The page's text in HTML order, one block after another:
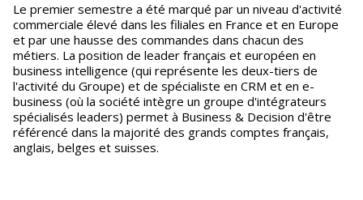
Le premier semestre a été marqué par un niveau d'activité
commerciale élevé dans les filiales en France et en Europe
et par une hausse des commandes dans chacun des
métiers. La position de leader français et européen en
business intelligence (qui représente les deux-tiers de
l'activité du Groupe) et de spécialiste en CRM et en e-
business (où la société intègre un groupe d'intégrateurs
spécialisés leaders) permet à Business & Decision d'être
référencé dans la majorité des grands comptes français,
anglais, belges et suisses.